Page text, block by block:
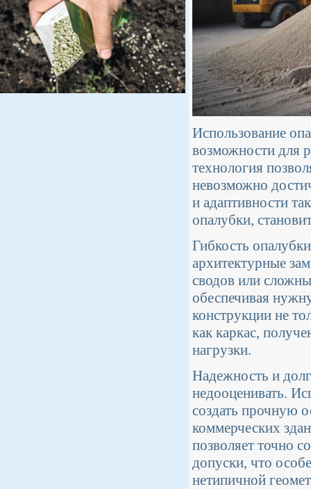
Использование
возможности для
технология
невозможно
и адаптивности
опалубки,
Гибкость
архитектурные
сводов или
обеспечивая
конструкции не
как каркас,
нагрузки.
Надежность и
недооценивать.
создать прочную
коммерческих
позволяет точно
допуски, что
нетипичной